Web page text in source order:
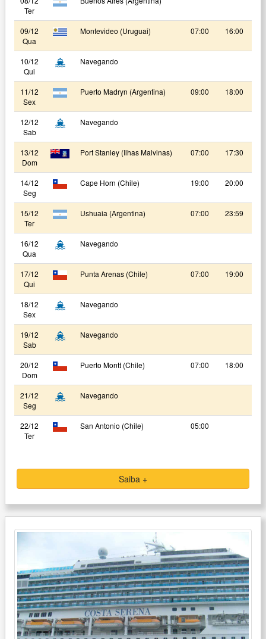
Ter
09/12
Qua
Montevideo (Uruguai) 07:00 16:00
10/12
Qui
Navegando
11/12
Sex
Puerto Madryn (Argentina) 09:00 18:00
12/12
Sab
Navegando
13/12
Dom
Port Stanley (Ilhas Malvinas) 07:00 17:30
14/12
Seg
Cape Horn (Chile) 19:00 20:00
15/12
Ter
Ushuaia (Argentina) 07:00 23:59
16/12
Qua
Navegando
17/12
Qui
Punta Arenas (Chile) 07:00 19:00
18/12
Sex
Navegando
19/12
Sab
Navegando
20/12
Dom
Puerto Montt (Chile) 07:00 18:00
21/12
Seg
Navegando
22/12
Ter
San Antonio (Chile) 05:00
Saiba +